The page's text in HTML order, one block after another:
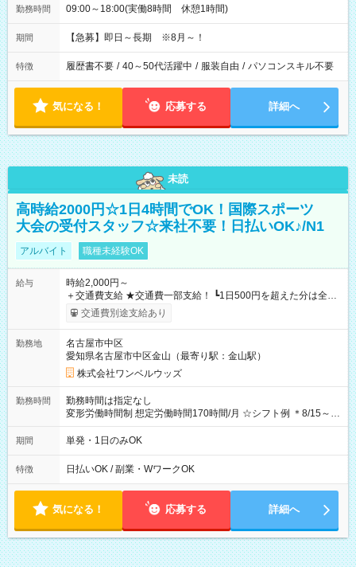
勤務時間 09:00～18:00(実働8時間 休憩1時間)
期間 【急募】即日～長期 ※8月～！
特徴 履歴書不要 / 40～50代活躍中 / 服装自由 / パソコンスキル不要
気になる！ 応募する 詳細へ
未読
高時給2000円☆1日4時間でOK！国際スポーツ
大会の受付スタッフ☆来社不要！日払いOK♪/N1
アルバイト 職種未経験OK
給与
時給2,000円～
＋交通費支給 ★交通費一部支給！ ┗1日500円を超えた分は全額
支給！ ※往復500円以内の方は自己負担となります ★日払い
OK！（規定あり） ┗働いたその日に現金GET♪ お仕事後はコン
期間なし
交通費別途支給あり
勤務地
名古屋市中区
愛知県名古屋市中区金山（最寄り駅：金山駅）
株式会社ワンベルウッズ
勤務時間
勤務時間は指定なし
変形労働時間制 想定労働時間170時間/月 ☆シフト例 ＊8/15～
10/26 全日共通 08：00～12：00 17：00～21：00 ＊8/31
～9/19のみ下記シフトもあります！ 12：00～16：00 ＊9/6～
00
期間 単発・1日のみOK
特徴 日払いOK / 副業・WワークOK
気になる！ 応募する 詳細へ